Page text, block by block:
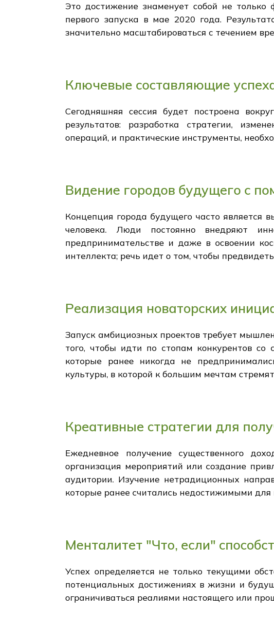
Это достижение знаменует собой не
первого запуска в мае 2020 года.
значительно масштабироваться с течением
Ключевые составляющие
Сегодняшняя сессия будет построена
результатов: разработка стратегии,
операций, и практические инструменты,
Видение городов будущего с
Концепция города будущего часто является
человека. Люди постоянно внедряют
предпринимательстве и даже в освоении
интеллекта; речь идет о том, чтобы
Реализация новаторских
Запуск амбициозных проектов требует
того, чтобы идти по стопам конкурентов
которые ранее никогда не
культуры, в которой к большим мечтам
Креативные стратегии для
Ежедневное получение существенного
организация мероприятий или создание
аудитории. Изучение нетрадиционных
которые ранее считались недостижимыми
Менталитет "Что, если"
Успех определяется не только текущими
потенциальных достижениях в жизни и
ограничиваться реалиями настоящего или